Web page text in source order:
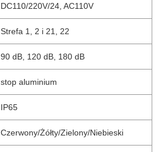
DC110/220V/24, AC110V
Strefa 1, 2 i 21, 22
90 dB, 120 dB, 180 dB
stop aluminium
IP65
Czerwony/Żółty/Zielony/Niebieski